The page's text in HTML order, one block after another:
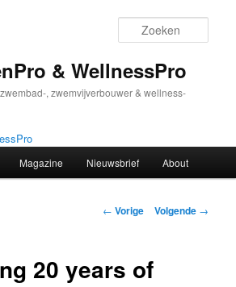
& WellnessPro
, zwemvijverbouwer & wellness-
Magazine Nieuwsbrief About
Bericht
← Vorige Volgende →
20 years of